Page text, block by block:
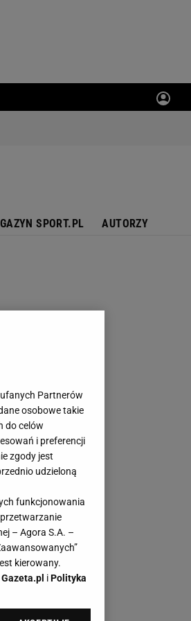
SPORT.PL AUTORZY
Partnerów
osobowe takie
do celów
i preferencji
zgody jest
udzieloną
funkcjonowania
– Agora S.A. –
kierowany.
iPolityka